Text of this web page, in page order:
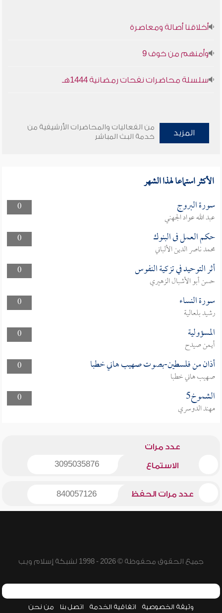
أخلاقنا أصالة ومعاصرة
وأمنهم من خوف 9
سلسلة محاضرات نفحات رمضانية 1444هـ
المزيد
من الفعاليات والمحاضرات الأرشيفية من
خدمة البث المباشر
الأكثر استماعا لهذا الشهر
0 سورة البروج
عبد الله عواد الجهني
0
حكم العمل فى البنوك
محمد ناصر الدين الألباني
0
أثر التوحيد في تزكية النفوس
حسن أبو الأشبال الزهيري
0
سورة النساء
رشيد بلعالية
0
المسؤولية
أيمن صيدح
0
أذان من فلسطين-بصوت صهيب هاني خطبا
صهيب هاني خطبا
0
الشموخ5
مهند الدوسري
عدد مرات
الاستماع 3095035876
عدد مرات الحفظ 840057126
جميع الحقوق محفوظة © 2026 - 1998 لشبكة إسلام ويب
وثيقة الخصوصية اتفاقية الخدمة اتصل بنا من نحن